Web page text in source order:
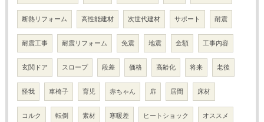
断熱リフォーム 高性能建材 次世代建材 サポート 耐震
耐震工事 耐震リフォーム 免震 地震 金額 工事内容
玄関ドア スロープ 段差 価格 高齢化 将来 老後
怪我 車椅子 育児 赤ちゃん 扉 居間 床材
コルク 転倒 素材 寒暖差 ヒートショック オススメ